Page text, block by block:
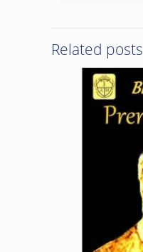
Related posts